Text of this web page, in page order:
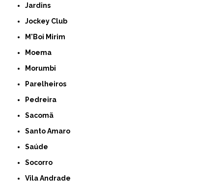
Jardins
Jockey Club
M'Boi Mirim
Moema
Morumbi
Parelheiros
Pedreira
Sacomã
Santo Amaro
Saúde
Socorro
Vila Andrade